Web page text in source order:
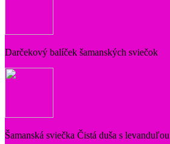
Darčekový balíček šamanských sviečok
Šamanská sviečka Čistá duša s levanduľou